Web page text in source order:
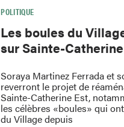
POLITIQUE
Les boules du
sur Sainte-
Soraya Martinez Ferrada et
reverront le projet de
Sainte-Catherine Est,
les célèbres «boules» qui
du Village depuis